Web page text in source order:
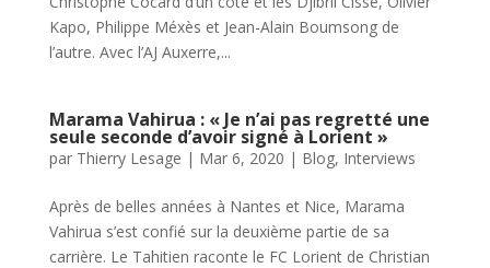
Kapo, Philippe Méxès et Jean-Alain Boumsong de
l’autre. Avec l’AJ Auxerre,...
Marama Vahirua : « Je n’ai pas regretté une
seule seconde d’avoir signé à Lorient »
par Thierry Lesage | Mar 6, 2020 | Blog, Interviews
Après de belles années à Nantes et Nice, Marama
Vahirua s’est confié sur la deuxième partie de sa
carrière. Le Tahitien raconte le FC Lorient de Christian